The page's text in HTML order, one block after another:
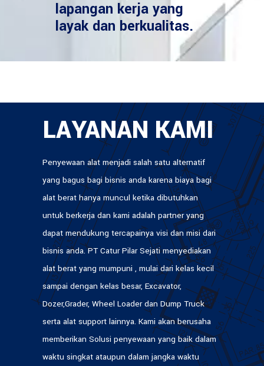
lapangan kerja yang
layak dan berkualitas.
LAYANAN KAMI
Penyewaan alat menjadi salah satu alternatif
yang bagus bagi bisnis anda karena biaya bagi
alat berat hanya muncul ketika dibutuhkan
untuk berkerja dan kami adalah partner yang
dapat mendukung tercapainya visi dan misi dari
bisnis anda. PT Catur Pilar Sejati menyediakan
alat berat yang mumpuni , mulai dari kelas kecil
sampai dengan kelas besar, Excavator,
Dozer,Grader, Wheel Loader dan Dump Truck
serta alat support lainnya. Kami akan berusaha
memberikan Solusi penyewaan yang baik dalam
waktu singkat ataupun dalam jangka waktu